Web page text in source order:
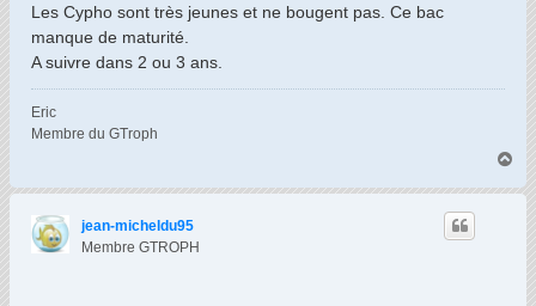
Les Cypho sont très jeunes et ne bougent pas. Ce bac
manque de maturité.
A suivre dans 2 ou 3 ans.
Eric
Membre du GTroph
u
jean-micheldu95
Membre GTROPH